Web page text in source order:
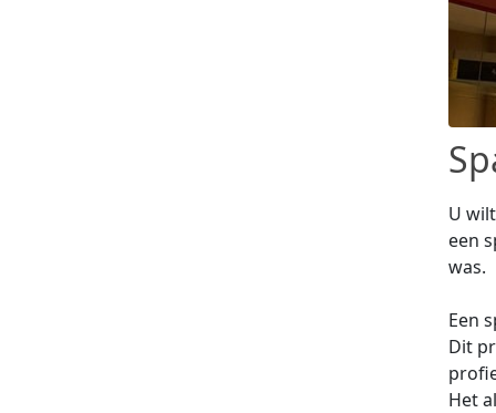
U
een
was.
Een
Dit
Het